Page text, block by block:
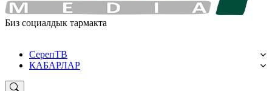
Биз социалдык тармакта
СерепТВ
КАБАРЛАР